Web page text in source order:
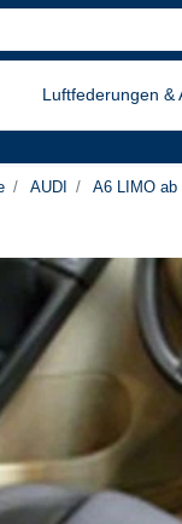
Luftfederungen &
AUDI A6 LIMO ab